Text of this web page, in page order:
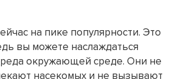
на пике популярности. Это
вы можете наслаждаться
окружающей среде. Они не
насекомых и не вызывают